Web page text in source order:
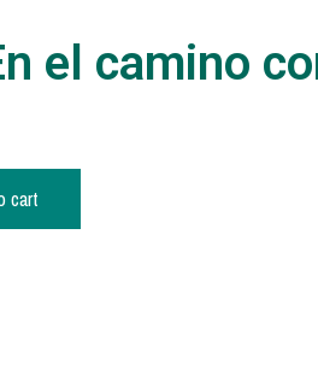
el camino
cart